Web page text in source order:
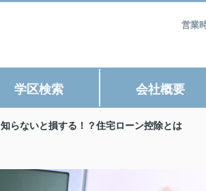
営業
学区検索 会社概要
知らないと損する！？住宅ローン控除とは